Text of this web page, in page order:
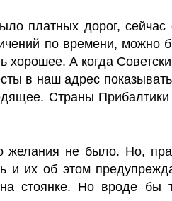
платных дорог,
по времени, можно
хорошее. А когда
в наш адрес
Страны
желания не было. Но,
и их об этом
стоянке. Но вроде бы